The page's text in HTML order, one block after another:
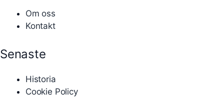
Om oss
Kontakt
Senaste
Historia
Cookie Policy